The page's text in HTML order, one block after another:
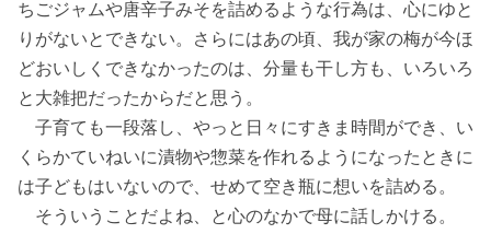
ちごジャムや唐辛子みそを詰めるような行為は、心にゆと
りがないとできない。さらにはあの頃、我が家の梅が今ほ
どおいしくできなかったのは、分量も干し方も、いろいろ
と大雑把だったからだと思う。
子育ても一段落し、やっと日々にすきま時間ができ、い
くらかていねいに漬物や惣菜を作れるようになったときに
は子どもはいないので、せめて空き瓶に想いを詰める。
そういうことだよね、と心のなかで母に話しかける。